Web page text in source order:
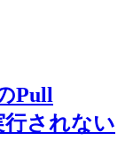
Pull
行されない